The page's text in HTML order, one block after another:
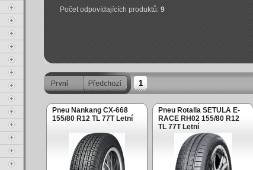
Počet odpovídajících produktů:9
1
Pneu Nankang CX-668
155/80 R12 TL 77T Letní
Pneu Rotalla SETULA E-
RACE RH02 155/80 R12
TL 77T Letní